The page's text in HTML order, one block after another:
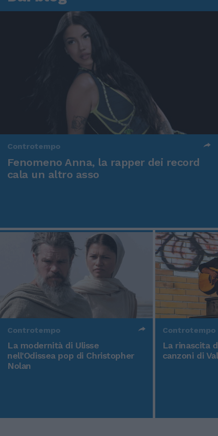
Controtempo
Fenomeno Anna, la rapper dei record
cala un altro asso
Controtempo
La modernità di Ulisse
nell'Odissea pop di Christopher
Nolan
Controtempo
La rinascita
canzoni di